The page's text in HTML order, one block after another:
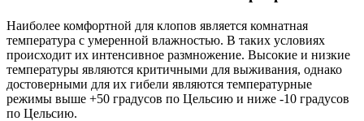
Наиболее комфортной для клопов является комнатная
температура с умеренной влажностью. В таких условиях
происходит их интенсивное размножение. Высокие и низкие
температуры являются критичными для выживания, однако
достоверными для их гибели являются температурные
режимы выше +50 градусов по Цельсию и ниже -10 градусов
по Цельсию.